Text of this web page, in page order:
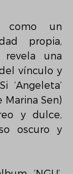
como un
propia,
una
vínculo y
‘Angeleta’
Sen)
y dulce,
oscuro y